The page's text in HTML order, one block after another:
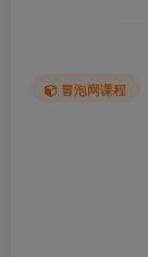
冒泡网课程